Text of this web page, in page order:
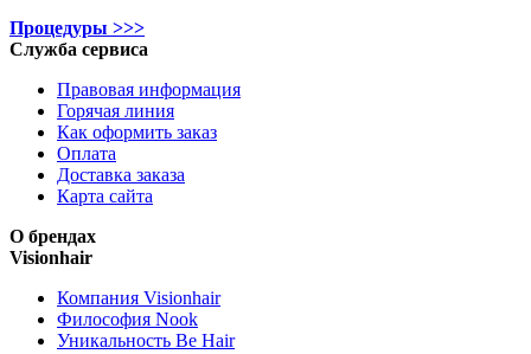
Процедуры >>>
Служба сервиса
Правовая информация
Горячая линия
Как оформить заказ
Оплата
Доставка заказа
Карта сайта
О брендах
Visionhair
Компания Visionhair
Философия Nook
Уникальность Be Hair